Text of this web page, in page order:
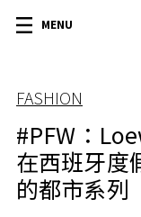
MENU
FASHION
#PFW：
在西班牙度
的都市系列